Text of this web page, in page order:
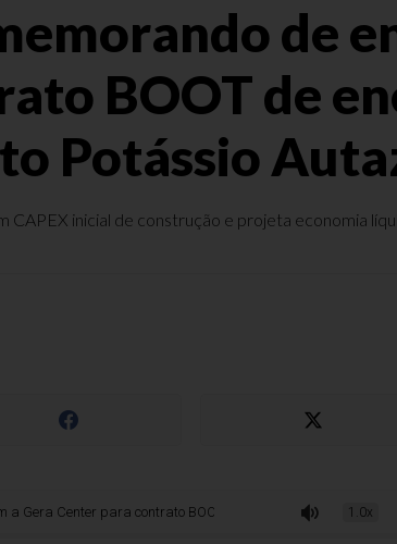
de
BOOT de
Potássio
inicial de construção e projeta economia
para contrato BOOT de energia por 28 anos no Projeto1.0x